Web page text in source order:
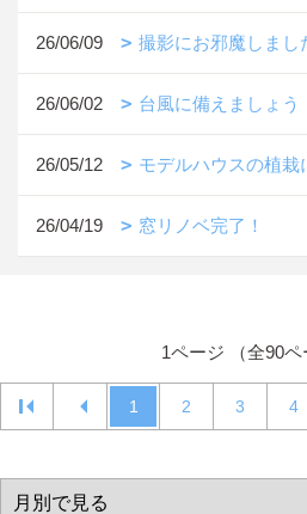
26/06/09 撮影にお邪魔しまし
26/06/02 台風に備えましょう
26/05/12 モデルハウスの植栽
26/04/19 窓リノベ完了！
1ページ （全90ペ
1 2 3 4